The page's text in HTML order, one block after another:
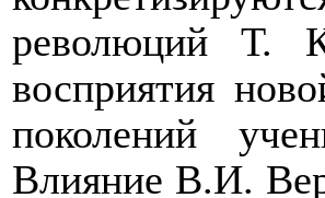
революций Т.
восприятия
поколений
Влияние В.И.